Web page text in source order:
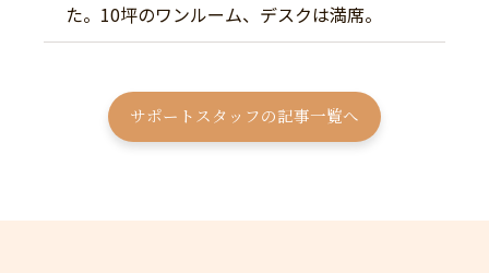
た。10坪のワンルーム、デスクは満席。
サポートスタッフの記事一覧へ